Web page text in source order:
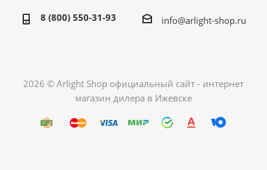
8 (800) 550-31-93 info@arlight-shop.ru
2026 © Arlight Shop официальный сайт - интернет
магазин дилера в Ижевске